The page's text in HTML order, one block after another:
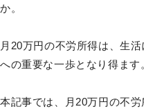
か。
月20万円の不労所得は、生
への重要な一歩となり得ます
本記事では、月20万円の不